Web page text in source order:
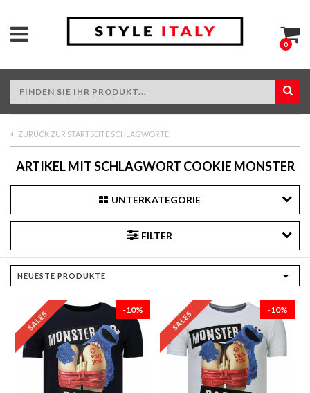
0
ZURÜCK ZUR STARTSEITE SCHLAGWORTE
ARTIKEL MIT SCHLAGWORT COOKIE MONSTER
UNTERKATEGORIE
FILTER
-10% -10%